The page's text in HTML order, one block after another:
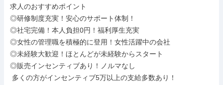
求人のおすすめポイント
◎研修制度充実！安心のサポート体制！
◎社宅完備！本人負担0円！福利厚生充実
◎女性の管理職を積極的に登用！女性活躍中の会社
◎未経験大歓迎！ほとんどが未経験からスタート
◎販売インセンティブあり！ノルマなし